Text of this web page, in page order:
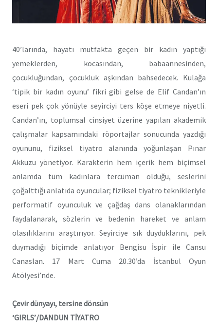
40’larında, hayatı mutfakta geçen bir kadın yaptığı
yemeklerden, kocasından, babaannesinden,
çocukluğundan, çocukluk aşkından bahsedecek. Kulağa
‘tipik bir kadın oyunu’ fikri gibi gelse de Elif Candan’ın
eseri pek çok yönüyle seyirciyi ters köşe etmeye niyetli.
Candan’ın, toplumsal cinsiyet üzerine yapılan akademik
çalışmalar kapsamındaki röportajlar sonucunda yazdığı
oyununu, fiziksel tiyatro alanında yoğunlaşan Pınar
Akkuzu yönetiyor. Karakterin hem içerik hem biçimsel
anlamda tüm kadınlara tercüman olduğu, seslerini
çoğalttığı anlatıda oyuncular; fiziksel tiyatro teknikleriyle
performatif oyunculuk ve çağdaş dans olanaklarından
faydalanarak, sözlerin ve bedenin hareket ve anlam
olasılıklarını araştırıyor. Seyirciye sık duyduklarını, pek
duymadığı biçimde anlatıyor Bengisu İspir ile Cansu
Canaslan. 17 Mart Cuma 20.30’da İstanbul Oyun
Atölyesi’nde.
Çevir dünyayı, tersine dönsün
‘GIRLS’/DANDUN TİYATRO